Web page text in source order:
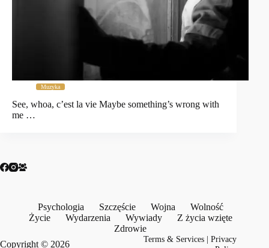
Muzyka
See, whoa, c’est la vie Maybe something’s wrong with
me …
Psychologia Szczęście Wojna
Wolność
Życie
Wydarzenia Wywiady
Z życia wzięte
Zdrowie
Copyright © 2026
Terms & Services |Privacy